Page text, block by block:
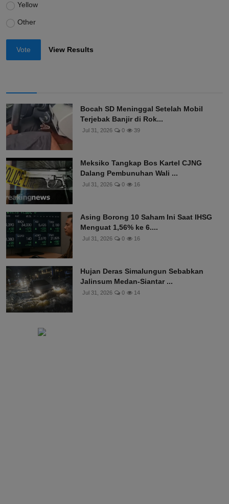
Yellow
Other
Vote View Results
Bocah SD Meninggal Setelah Mobil
Terjebak Banjir di Rok...
Jul 31, 2026 0 39
Meksiko Tangkap Bos Kartel CJNG
Dalang Pembunuhan Wali ...
Jul 31, 2026 0 16
Asing Borong 10 Saham Ini Saat IHSG
Menguat 1,56% ke 6....
Jul 31, 2026 0 16
Hujan Deras Simalungun Sebabkan
Jalinsum Medan-Siantar ...
Jul 31, 2026 0 14